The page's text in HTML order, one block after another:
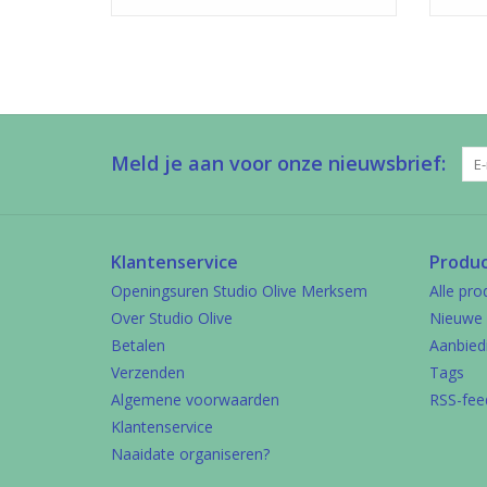
Meld je aan voor onze nieuwsbrief:
Klantenservice
Openingsuren Studio Olive Merksem
Over Studio Olive
Betalen
Verzenden
Algemene voorwaarden
Klantenservice
Naaidate organiseren?
Alle
Tags
RSS-